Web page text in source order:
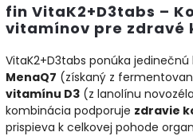
fin VitaK2+D3tabs –
vitamínov pre zdravé
VitaK2+D3tabs ponúka
MenaQ7 (získaný z
vitamínu D3 (z lanolínu
kombinácia podporuje zdravie
prispieva k celkovej pohode